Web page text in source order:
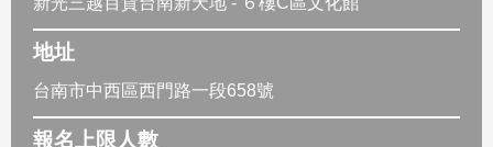
地址
台南市中西區西門路一段658號
報名上限人數